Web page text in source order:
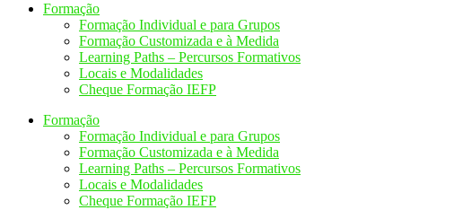
Formação
Formação Individual e para Grupos
Formação Customizada e à Medida
Learning Paths – Percursos Formativos
Locais e Modalidades
Cheque Formação IEFP
Formação
Formação Individual e para Grupos
Formação Customizada e à Medida
Learning Paths – Percursos Formativos
Locais e Modalidades
Cheque Formação IEFP